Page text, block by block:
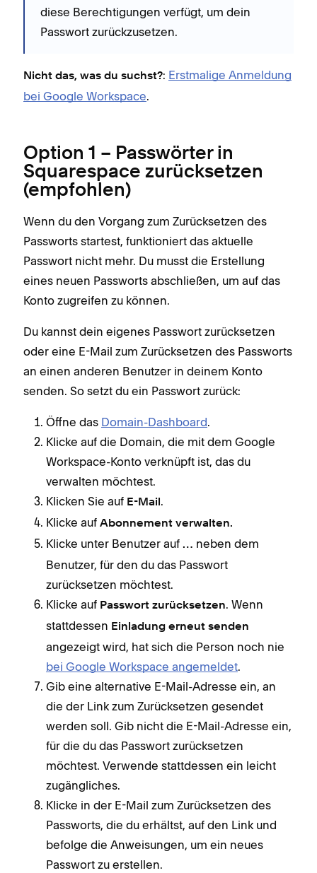
diese Berechtigungen verfügt, um dein
Passwort zurückzusetzen.
Nicht das, was du suchst?: Erstmalige Anmeldung
bei Google Workspace.
Option 1 – Passwörter in
Squarespace zurücksetzen
(empfohlen)
Wenn du den Vorgang zum Zurücksetzen des
Passworts startest, funktioniert das aktuelle
Passwort nicht mehr. Du musst die Erstellung
eines neuen Passworts abschließen, um auf das
Konto zugreifen zu können.
Du kannst dein eigenes Passwort zurücksetzen
oder eine E-Mail zum Zurücksetzen des Passworts
an einen anderen Benutzer in deinem Konto
senden. So setzt du ein Passwort zurück:
Öffne das Domain-Dashboard.
Klicke auf die Domain, die mit dem Google
Workspace-Konto verknüpft ist, das du
verwalten möchtest.
Klicken Sie auf E-Mail .
Klicke auf Abonnement verwalten.
Klicke unter Benutzer auf … neben dem
Benutzer, für den du das Passwort
zurücksetzen möchtest.
Klicke auf Passwort zurücksetzen. Wenn
stattdessen Einladung erneut senden
angezeigt wird, hat sich die Person noch nie
bei Google Workspace angemeldet.
Gib eine alternative E-Mail-Adresse ein, an
die der Link zum Zurücksetzen gesendet
werden soll. Gib nicht die E-Mail-Adresse ein,
für die du das Passwort zurücksetzen
möchtest. Verwende stattdessen ein leicht
zugängliches.
Klicke in der E-Mail zum Zurücksetzen des
Passworts, die du erhältst, auf den Link und
befolge die Anweisungen, um ein neues
Passwort zu erstellen.